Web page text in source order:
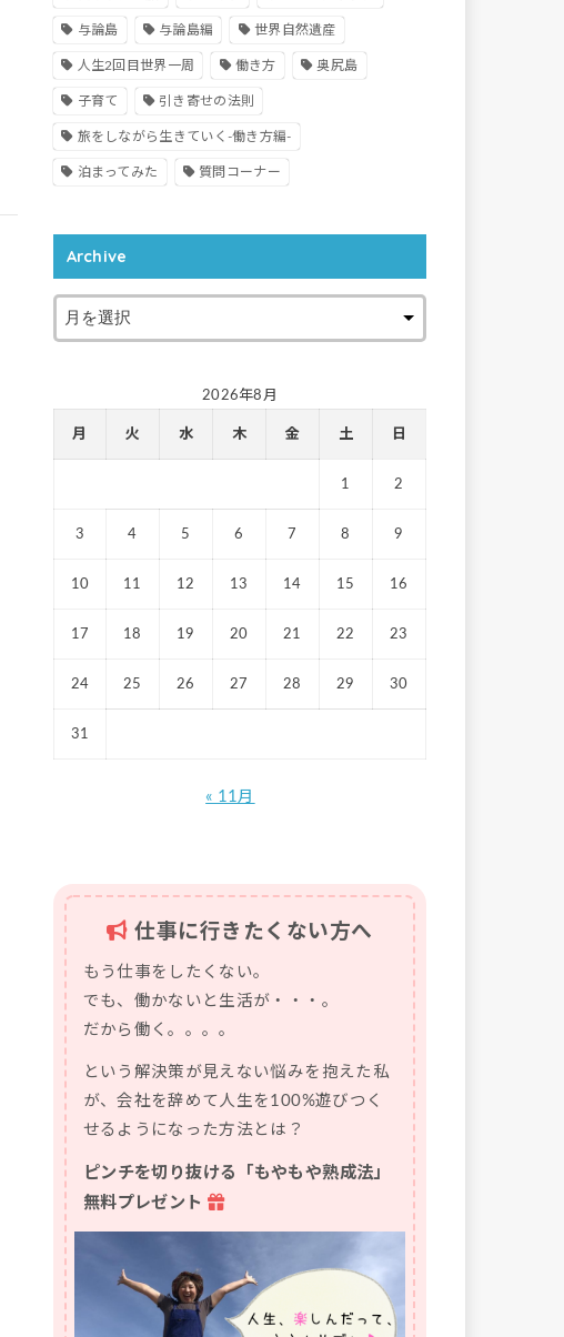
与論島 与論島編 世界自然遺産
人生2回目世界一周 働き方 奥尻島
子育て 引き寄せの法則
旅をしながら生きていく-働き方編-
泊まってみた 質問コーナー
Archive
2026年8月
月 火 水 木 金 土 日
1 2
3 4 5 6 7 8 9
10 11 12 13 14 15 16
17 18 19 20 21 22 23
24 25 26 27 28 29 30
31
« 11月
仕事に行きたくない方へ
もう仕事をしたくない。
でも、働かないと生活が・・・。
だから働く。。。。
という解決策が見えない悩みを抱えた私
が、会社を辞めて人生を100%遊びつく
せるようになった方法とは？
ピンチを切り抜ける「もやもや熟成法」
無料プレゼント